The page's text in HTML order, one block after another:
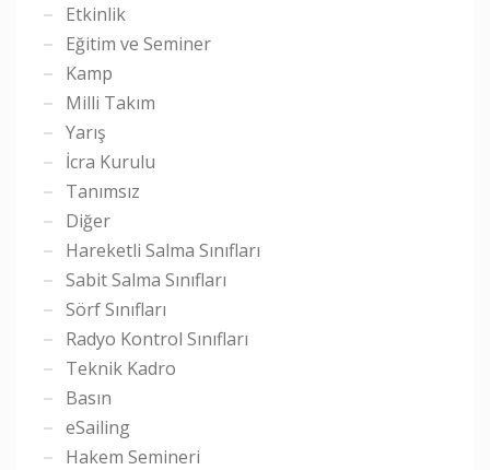
Etkinlik
Eğitim ve Seminer
Kamp
Milli Takım
Yarış
İcra Kurulu
Tanımsız
Diğer
Hareketli Salma Sınıfları
Sabit Salma Sınıfları
Sörf Sınıfları
Radyo Kontrol Sınıfları
Teknik Kadro
Basın
eSailing
Hakem Semineri